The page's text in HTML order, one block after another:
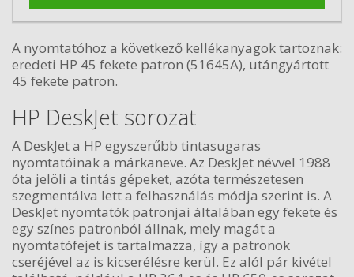
A nyomtatóhoz a következő kellékanyagok tartoznak:
eredeti HP 45 fekete patron (51645A), utángyártott
45 fekete patron.
HP DeskJet sorozat
A DeskJet a HP egyszerűbb tintasugaras
nyomtatóinak a márkaneve. Az DeskJet névvel 1988
óta jelöli a tintás gépeket, azóta természetesen
szegmentálva lett a felhasználás módja szerint is. A
DeskJet nyomtatók patronjai általában egy fekete és
egy színes patronból állnak, mely magát a
nyomtatófejet is tartalmazza, így a patronok
cseréjével az is kicserélésre kerül. Ez alól pár kivétel